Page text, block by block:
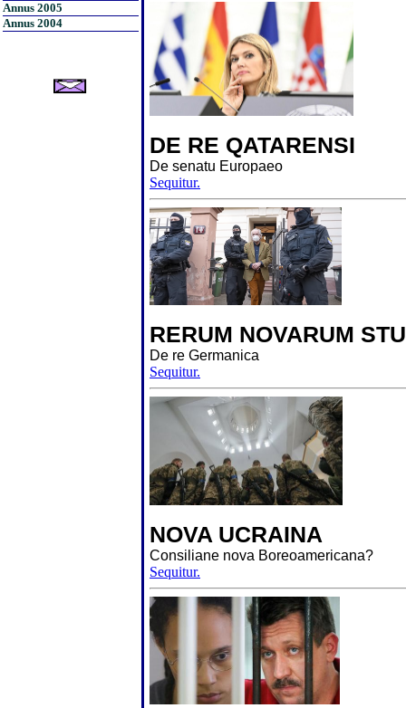
Annus 2005
Annus 2004
DE RE QATARENSI
De senatu Europaeo
Sequitur.
RERUM NOVARUM
De re Germanica
Sequitur.
NOVA UCRAINA
Consiliane nova Boreoamericana?
Sequitur.